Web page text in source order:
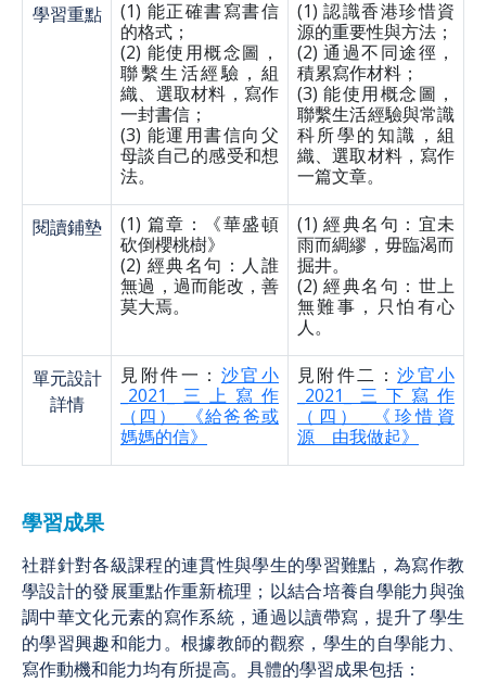
學習重點
(1) 能正確書寫書信
的格式；
(2) 能使用概念圖，
聯繫生活經驗，組
織、選取材料，寫作
一封書信；
(3) 能運用書信向父
母談自己的感受和想
法。
(1) 認識香港珍惜資
源的重要性與方法；
(2) 通過不同途徑，
積累寫作材料；
(3) 能使用概念圖，
聯繫生活經驗與常識
科所學的知識，組
織、選取材料，寫作
一篇文章。
閱讀鋪墊
(1) 篇章：《華盛頓
砍倒櫻桃樹》
(2) 經典名句：人誰
無過，過而能改，善
莫大焉。
(1) 經典名句：宜未
雨而綢繆，毋臨渴而
掘井。
(2) 經典名句：世上
無難事，只怕有心
人。
單元設計
詳情
見附件一： 沙官小
_2021_三上寫作
（四）_《給爸爸或
媽媽的信》
見附件二：沙官小
_2021_三下寫作
（四）_《珍惜資
源 由我做起》
學習成果
社群針對各級課程的連貫性與學生的學習難點，為寫作教
學設計的發展重點作重新梳理；以結合培養自學能力與強
調中華文化元素的寫作系統，通過以讀帶寫，提升了學生
的學習興趣和能力。根據教師的觀察，學生的自學能力、
寫作動機和能力均有所提高。具體的學習成果包括：